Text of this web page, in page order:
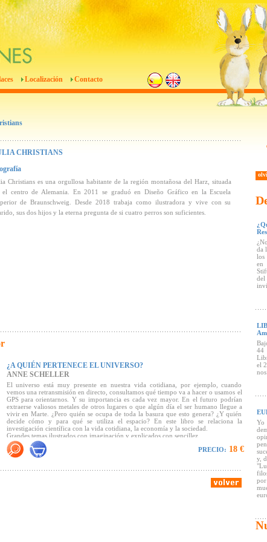
Localización Contacto
CHRISTIANS
Christians es una orgullosa habitante de la región montañosa del Harz, situada
el centro de Alemania. En 2011 se graduó en Diseño Gráfico en la Escuela
de Braunschweig. Desde 2018 trabaja como ilustradora y vive con su
sus dos hijos y la eterna pregunta de si cuatro perros son suficientes.
¿A QUIÉN PERTENECE EL UNIVERSO?
ANNE SCHELLER
El universo está muy presente en nuestra vida cotidiana, por ejemplo, cuando
vemos una retransmisión en directo, consultamos qué tiempo va a hacer o usamos el
GPS para orientarnos. Y su importancia es cada vez mayor. En el futuro podrían
extraerse valiosos metales de otros lugares o que algún día el ser humano llegue a
vivir en Marte. ¿Pero quién se ocupa de toda la basura que esto genera? ¿Y quién
decide cómo y para qué se utiliza el espacio? En este libro se relaciona la
investigación científica con la vida cotidiana, la economía y la sociedad.
Grandes temas ilustrados con imaginación y explicados con sencillez.
PRECIO: 18 €
da
los
en
del
44
el
Yo
y,